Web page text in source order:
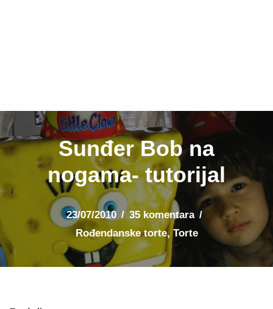
Sunđer Bob na
nogama- tutorijal
23/07/2010
35 komentara
Rođendanske torte,Torte